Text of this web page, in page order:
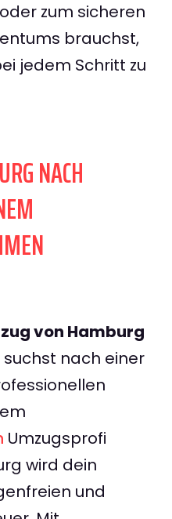
zum sicheren
brauchst,
jedem Schritt zu
NACH
von Hamburg
suchst nach einer
Umzugsprofi
wird dein
und